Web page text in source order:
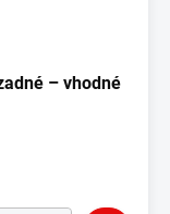
– vhodné